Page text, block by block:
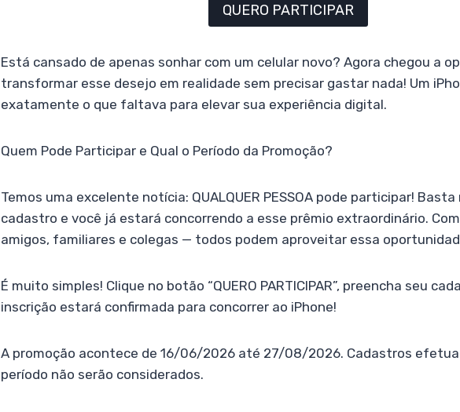
QUERO PARTICIPAR
Está cansado de apenas sonhar com um celular novo? Agora chegou a
transformar esse desejo em realidade sem precisar gastar nada! Um
exatamente o que faltava para elevar sua experiência digital.
Quem Pode Participar e Qual o Período da Promoção?
Temos uma excelente notícia: QUALQUER PESSOA pode participar! Basta
cadastro e você já estará concorrendo a esse prêmio extraordinário.
amigos, familiares e colegas — todos podem aproveitar essa
É muito simples! Clique no botão “QUERO PARTICIPAR”, preencha seu
inscrição estará confirmada para concorrer ao iPhone!
A promoção acontece de 16/06/2026 até 27/08/2026. Cadastros
período não serão considerados.